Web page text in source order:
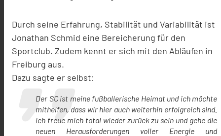
Durch seine Erfahrung, Stabilität und Variabilität ist
Jonathan Schmid eine Bereicherung für den
Sportclub. Zudem kennt er sich mit den Abläufen in
Freiburg aus.
Dazu sagte er selbst:
Der SC ist meine fußballerische Heimat und ich möchte
mithelfen, dass wir hier auch weiterhin erfolgreich sind.
Ich freue mich total wieder zurück zu sein und gehe die
neuen Herausforderungen voller Energie und